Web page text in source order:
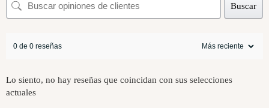
Buscar
0 de 0 reseñas
Lo siento, no hay reseñas que coincidan con sus selecciones
actuales